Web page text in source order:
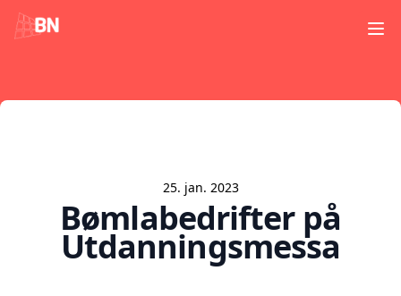
25. jan. 2023
Bømlabedrifter på
Utdanningsmessa